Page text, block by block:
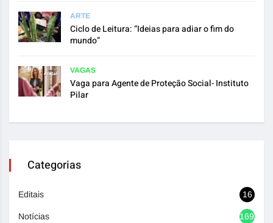
ARTE
Ciclo de Leitura: “Ideias para adiar o fim do
mundo”
VAGAS
Vaga para Agente de Proteção Social- Instituto
Pilar
Categorias
Editais 16
Notícias 1692